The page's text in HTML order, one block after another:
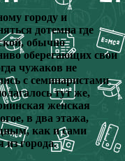
городу и
дотемна где
обычно
оберегающих свои
чужаков не
с семинаристами
тут же,
женская
в два этажа,
как и сами
из города.